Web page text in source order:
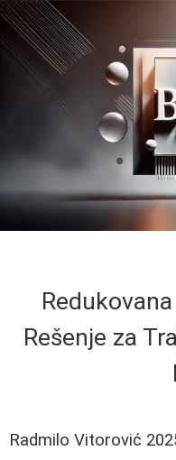
Rešenje za
Radmilo Vitorović